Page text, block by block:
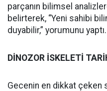
parçanın bilimsel
belirterek, “Yeni sahibi
duyabilir,” yorumunu yaptı.
DİNOZOR İSKELETİ
Gecenin en dikkat çeken